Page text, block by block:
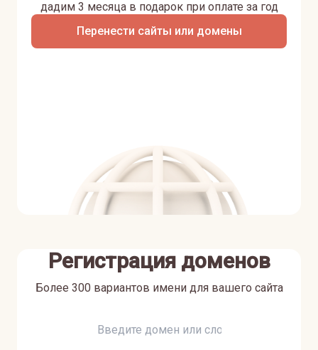
Перенести сайты или домены
дадим 3 месяца в подарок при оплате за год
Регистрация доменов
Более 300 вариантов имени для вашего сайта